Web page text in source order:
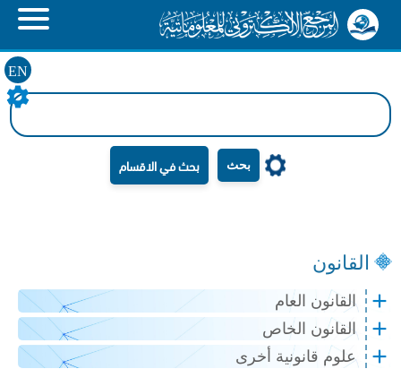
EN
بحث
القانون
القانون العام
القانون الخاص
علوم قانونية أخرى